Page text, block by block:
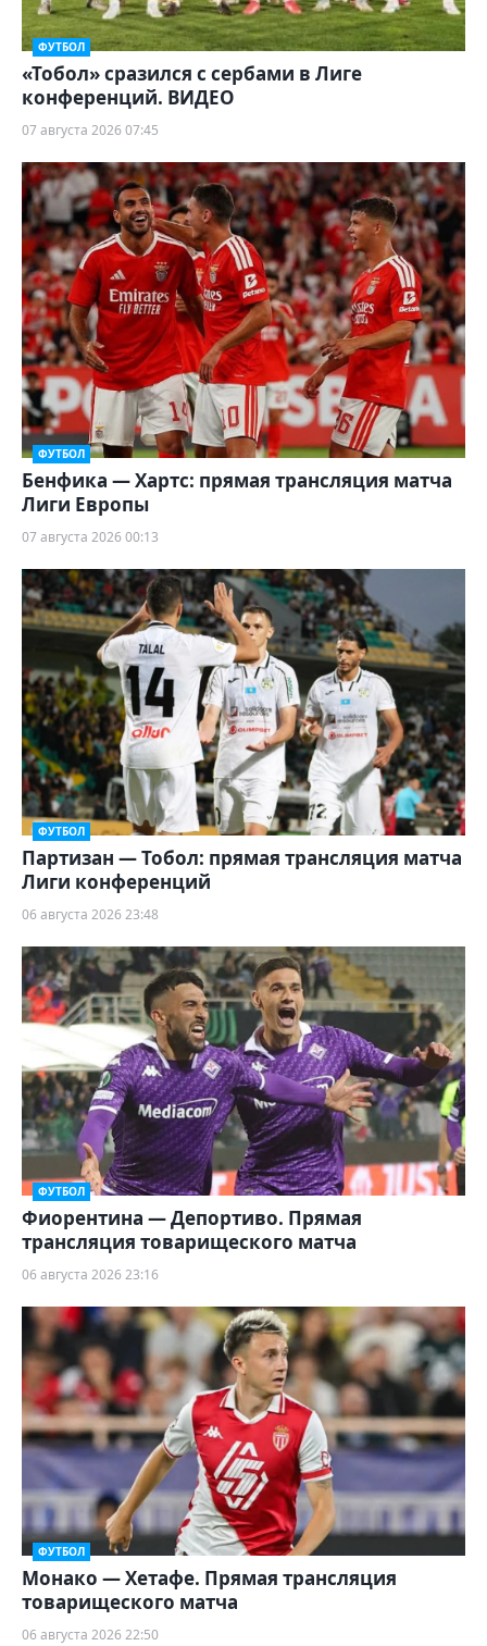
ФУТБОЛ
«Тобол» сразился с сербами в Лиге
конференций. ВИДЕО
07 августа 2026 07:45
ФУТБОЛ
Бенфика — Хартс: прямая трансляция матча
Лиги Европы
07 августа 2026 00:13
ФУТБОЛ
Партизан — Тобол: прямая трансляция матча
Лиги конференций
06 августа 2026 23:48
ФУТБОЛ
Фиорентина — Депортиво. Прямая
трансляция товарищеского матча
06 августа 2026 23:16
ФУТБОЛ
Монако — Хетафе. Прямая трансляция
товарищеского матча
06 августа 2026 22:50